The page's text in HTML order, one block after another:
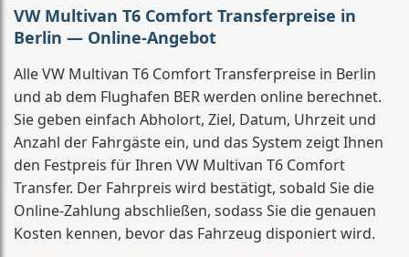
VW Multivan T6 Comfort Transferpreise in
Berlin — Online-Angebot
Alle VW Multivan T6 Comfort Transferpreise in Berlin
und ab dem Flughafen BER werden online berechnet.
Sie geben einfach Abholort, Ziel, Datum, Uhrzeit und
Anzahl der Fahrgäste ein, und das System zeigt Ihnen
den Festpreis für Ihren VW Multivan T6 Comfort
Transfer. Der Fahrpreis wird bestätigt, sobald Sie die
Online-Zahlung abschließen, sodass Sie die genauen
Kosten kennen, bevor das Fahrzeug disponiert wird.